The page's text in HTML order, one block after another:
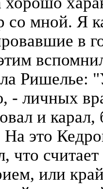
со мной. Я
в
Ришелье:
- личных
и
это
что
или